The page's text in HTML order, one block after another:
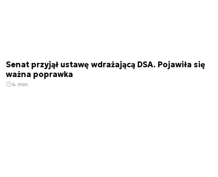
Senat przyjął ustawę wdrażającą DSA. Pojawiła się
ważna poprawka
4 min.